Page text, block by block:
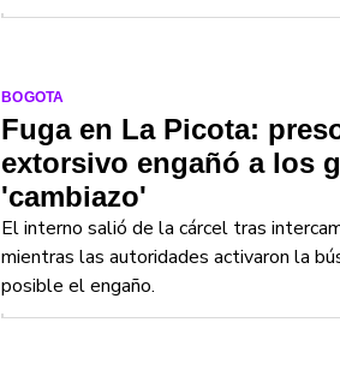
BOGOTA
Fuga en La Picota:
extorsivo engañó a los
'cambiazo'
El interno salió de la cárcel tras
mientras las autoridades activaron la
posible el engaño.